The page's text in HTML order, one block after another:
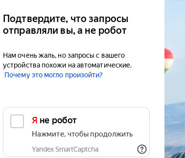
Подтвердите, что запросы
отправляли вы, а не робот
Нам очень жаль, но запросы с вашего
устройства похожи на автоматические.
Почему это могло произойти?
Я не робот
Нажмите, чтобы продолжить
Yandex SmartCaptcha